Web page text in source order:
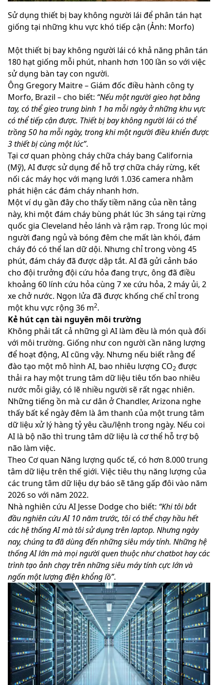
Sử dụng thiết bị bay không người lái để phân tán hạt
giống tại những khu vực khó tiếp cận (Ảnh: Morfo)
Một thiết bị bay không người lái có khả năng phân tán
180 hạt giống mỗi phút, nhanh hơn 100 lần so với việc
sử dụng bàn tay con người.
Ông Gregory Maitre – Giám đốc điều hành công ty
Morfo, Brazil – cho biết: “Nếu một người gieo hạt bằng
tay, có thể gieo trung bình 1 ha mỗi ngày ở những khu vực
có thể tiếp cận được. Thiết bị bay không người lái có thể
trồng 50 ha mỗi ngày, trong khi một người điều khiển được
3 thiết bị cùng một lúc”.
Tại cơ quan phòng cháy chữa cháy bang California
(Mỹ), AI được sử dụng để hỗ trợ chữa cháy rừng, kết
nối các máy học với mạng lưới 1.036 camera nhằm
phát hiện các đám cháy nhanh hơn.
Một ví dụ gần đây cho thấy tiềm năng của nền tảng
này, khi một đám cháy bùng phát lúc 3h sáng tại rừng
quốc gia Cleveland hẻo lánh và rậm rạp. Trong lúc mọi
người đang ngủ và bóng đêm che mất làn khói, đám
cháy đó có thể lan dữ dội. Nhưng chỉ trong vòng 45
phút, đám cháy đã được dập tắt. AI đã gửi cảnh báo
cho đội trưởng đội cứu hỏa đang trực, ông đã điều
khoảng 60 lính cứu hỏa cùng 7 xe cứu hỏa, 2 máy ủi, 2
xe chở nước. Ngọn lửa đã được khống chế chỉ trong
một khu vực rộng 36 m2.
Kẻ hút cạn tài nguyên môi trường
Không phải tất cả những gì AI làm đều là món quà đối
với môi trường. Giống như con người cần năng lượng
để hoạt động, AI cũng vậy. Nhưng nếu biết rằng để
đào tạo một mô hình AI, bao nhiêu lượng CO2 được
thải ra hay một trung tâm dữ liệu tiêu tốn bao nhiêu
nước mỗi giây, có lẽ nhiều người sẽ rất ngạc nhiên.
Những tiếng ồn mà cư dân ở Chandler, Arizona nghe
thấy bất kể ngày đêm là âm thanh của một trung tâm
dữ liệu xử lý hàng tỷ yêu cầu/lệnh trong ngày. Nếu coi
AI là bộ não thì trung tâm dữ liệu là cơ thể hỗ trợ bộ
não làm việc.
Theo Cơ quan Năng lượng quốc tế, có hơn 8.000 trung
tâm dữ liệu trên thế giới. Việc tiêu thụ năng lượng của
các trung tâm dữ liệu dự báo sẽ tăng gấp đôi vào năm
2026 so với năm 2022.
Nhà nghiên cứu AI Jesse Dodge cho biết: “Khi tôi bắt
đầu nghiên cứu AI 10 năm trước, tôi có thể chạy hầu hết
các hệ thống AI mà tôi sử dụng trên laptop. Nhưng ngày
nay, chúng ta đã dùng đến những siêu máy tính. Những hệ
thống AI lớn mà mọi người quen thuộc như chatbot hay các
trình tạo ảnh chạy trên những siêu máy tính cực lớn và
ngốn một lượng điện khổng lồ”.